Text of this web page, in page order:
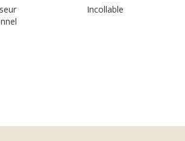
Incollable